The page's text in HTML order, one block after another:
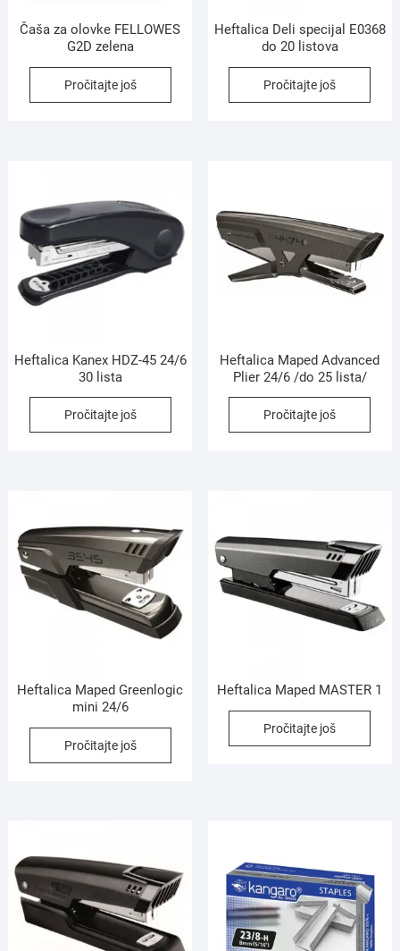
Čaša za olovke FELLOWES
G2D zelena
Pročitajte još
Heftalica Deli specijal E0368
do 20 listova
Pročitajte još
Heftalica Kanex HDZ-45 24/6
30 lista
Pročitajte još
Heftalica Maped Advanced
Plier 24/6 /do 25 lista/
Pročitajte još
Heftalica Maped Greenlogic
mini 24/6
Pročitajte još
Heftalica Maped MASTER 1
Pročitajte još